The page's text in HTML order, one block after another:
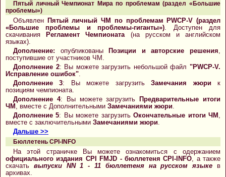
Пятый личный Чемпионат Мира по проблемам (раздел «Большие
проблемы»)
Объявлен Пятый личный ЧМ по проблемам PWCP-V (раздел
«Большие проблемы и проблемы-гиганты») . Доступен для
скачиванияРегламент Чемпионата (на русском и английском
языках).
Дополнение: опубликованыПозиции и авторские решения
поступившие от участников ЧМ.
Дополнение 2: Вы можете загрузить небольшой файл"PWCP-V.
Исправление ошибок"
Дополнение 3: Вы можете загрузитьЗамечания жюрик
позициям чемпионата.
Дополнение 4: Вы можете загрузитьПредварительные итоги
ЧМ , вместе с Дополнительными Замечаниями жюри
Дополнение 5: Вы можете загрузитьОкончательные итоги ЧМ
вместе с заключительными Замечаниями жюри
Дальше >>
Бюллетень CPI-INFO
На этой страничке Вы можете ознакомиться с одержанием
официального издания CPI FMJD - бюллетеня CPI-INFO , а также
скачать выпуски NN 1 - 11 бюллетеня на русском языке в
архивах.